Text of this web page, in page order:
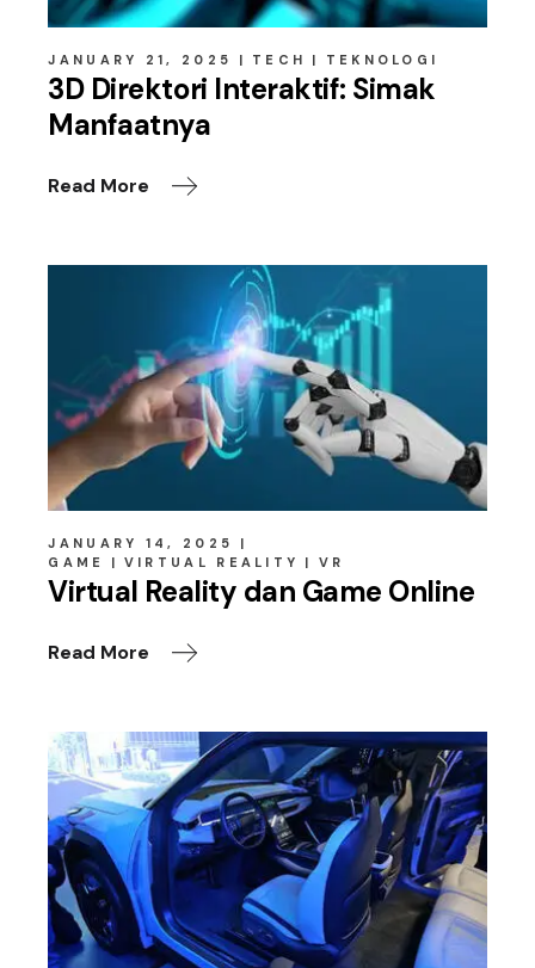
JANUARY 21, 2025 TECH TEKNOLOGI
3D Direktori Interaktif: Simak
Manfaatnya
Read More
JANUARY 14, 2025
GAME
VIRTUAL REALITY VR
Virtual Reality dan Game Online
Read More